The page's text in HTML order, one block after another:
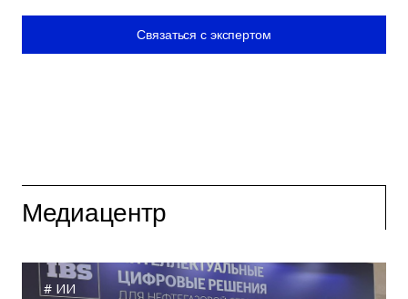
Связаться с экспертом
Медиацентр
ИИ